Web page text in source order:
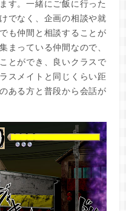
す。一緒にご飯に行った
でなく、企画の相談や就
も仲間と相談することが
まっている仲間なので、
とができ、良いクラスで
スメイトと同じくらい距
ある方と普段から会話が